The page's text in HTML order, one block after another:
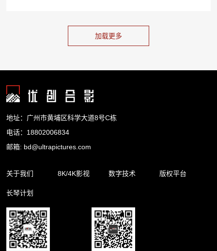
地址：广州市黄埔区科学大道8号C栋
电话：18802006834
邮箱: bd@ultrapictures.com
关于我们
企业简介
企业新闻
8K/4K影视
影视出品
影视制作
数字技术
杜比全景声
扩展现实
版权平台
长琴计划